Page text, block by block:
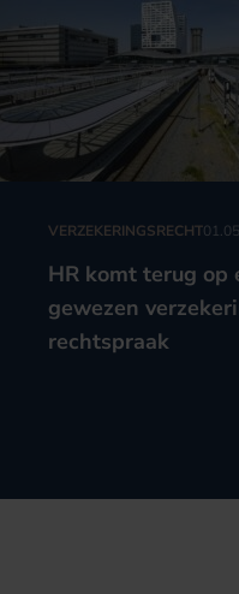
VERZEKERINGSRECHT
HR komt terug op
gewezen
rechtspraak